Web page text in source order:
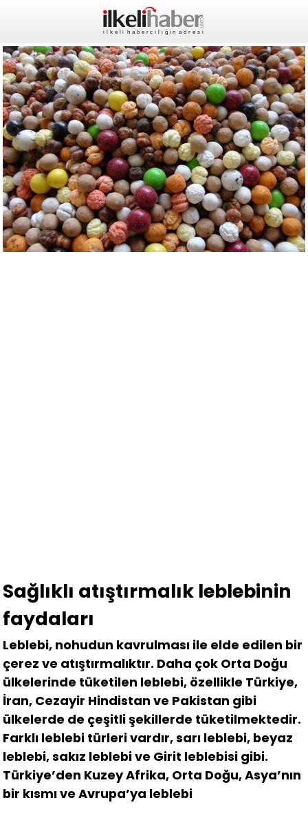
Sağlıklı atıştırmalık leblebinin
faydaları
Leblebi, nohudun kavrulması ile elde edilen bir
çerez ve atıştırmalıktır. Daha çok Orta Doğu
ülkelerinde tüketilen leblebi, özellikle Türkiye,
İran, Cezayir Hindistan ve Pakistan gibi
ülkelerde de çeşitli şekillerde tüketilmektedir.
Farklı leblebi türleri vardır, sarı leblebi, beyaz
leblebi, sakız leblebi ve Girit leblebisi gibi.
Türkiye’den Kuzey Afrika, Orta Doğu, Asya’nın
bir kısmı ve Avrupa’ya leblebi